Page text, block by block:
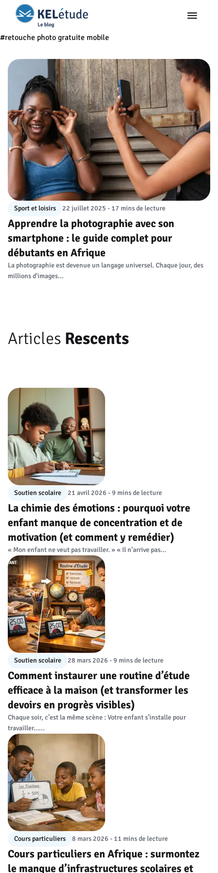
#retouche photo gratuite mobile
Sport et loisirs 22 juillet 2025 - 17 mins de lecture
Apprendre la photographie avec son
smartphone : le guide complet pour
débutants en Afrique
La photographie est devenue un langage universel. Chaque jour, des
millions d'images...
Articles Rescents
Soutien scolaire 21 avril 2026 - 9 mins de lecture
La chimie des émotions : pourquoi votre
enfant manque de concentration et de
motivation (et comment y remédier)
« Mon enfant ne veut pas travailler. » « Il n’arrive pas...
Soutien scolaire 28 mars 2026 - 9 mins de lecture
Comment instaurer une routine d’étude
efficace à la maison (et transformer les
devoirs en progrès visibles)
Chaque soir, c’est la même scène : Votre enfant s’installe pour
travailler…...
Cours particuliers 8 mars 2026 - 11 mins de lecture
Cours particuliers en Afrique : surmontez
le manque d’infrastructures scolaires et